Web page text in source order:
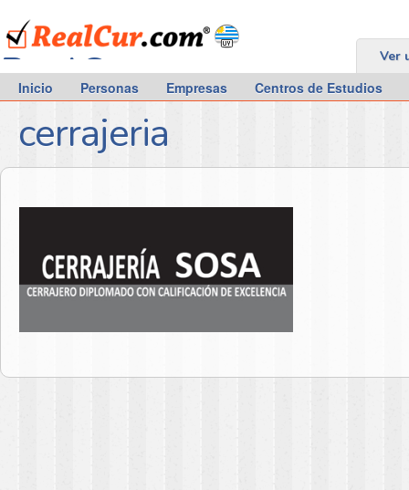
RealCur.com Ver
Inicio Personas Empresas Centros de Estudios
cerrajeria